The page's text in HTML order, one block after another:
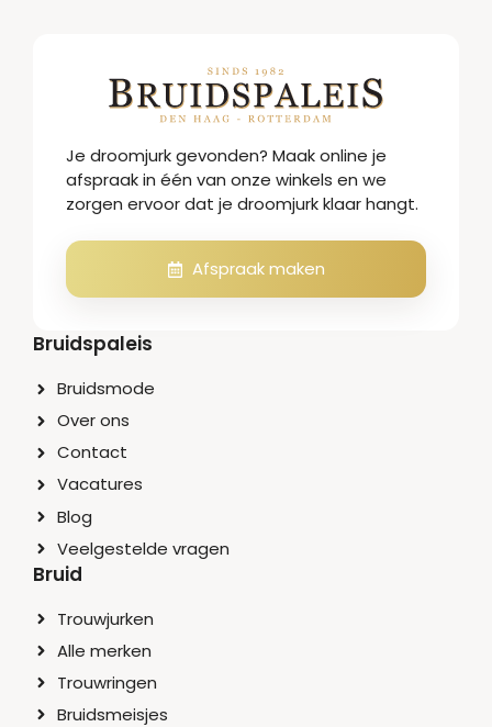
Je droomjurk gevonden? Maak online je
afspraak in één van onze winkels en we
zorgen ervoor dat je droomjurk klaar hangt.
Afspraak maken
Bruidspaleis
Bruidsmode
Over ons
Contact
Vacatures
Blog
Veelgestelde vragen
Bruid
Trouwjurken
Alle merken
Trouwringen
Bruidsmeisjes